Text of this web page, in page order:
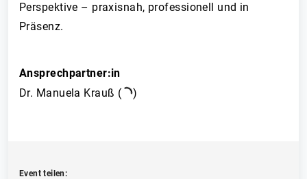
Perspektive – praxisnah, professionell und in
Präsenz.
Ansprechpartner:in
Dr. Manuela Krauß (
)
Event teilen: